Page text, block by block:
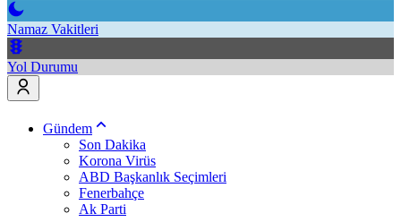
Namaz Vakitleri
Yol Durumu
Gündem
Son Dakika
Korona Virüs
ABD Başkanlık Seçimleri
Fenerbahçe
Ak Parti